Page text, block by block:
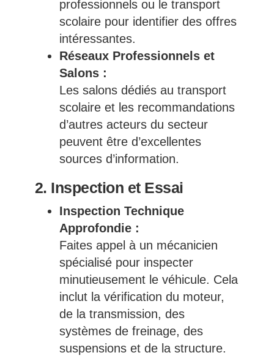
professionnels ou le transport
scolaire pour identifier des offres
intéressantes.
Réseaux Professionnels et
Salons :
Les salons dédiés au transport
scolaire et les recommandations
d’autres acteurs du secteur
peuvent être d’excellentes
sources d’information.
2. Inspection et Essai
Inspection Technique
Approfondie :
Faites appel à un mécanicien
spécialisé pour inspecter
minutieusement le véhicule. Cela
inclut la vérification du moteur,
de la transmission, des
systèmes de freinage, des
suspensions et de la structure.